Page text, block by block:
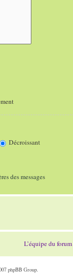
Décroissant
des messages
L’équipe du forum
phpBB Group.